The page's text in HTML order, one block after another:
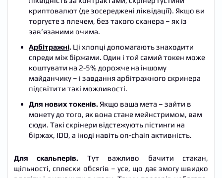
криптовалют (де зосереджені ліквідації). Якщо ви
торгуєте з плечем, без такого сканера – як із
зав’язаними очима.
Арбітражні. Ці хлопці допомагають знаходити
спреди між біржами. Один і той самий токен може
коштувати на 2-5% дорожче на іншому
майданчику – і завдання арбітражного скринера
підсвітити такі можливості.
Для нових токенів. Якщо ваша мета – зайти в
монету до того, як вона стане мейнстримом, вам
сюди. Такі скрінери відстежують лістинги на
біржах, IDO, а іноді навіть on-chain активність.
Для скальперів. Тут важливо бачити стакан,
щільності, сплески обсягів – усе, що дає змогу швидко